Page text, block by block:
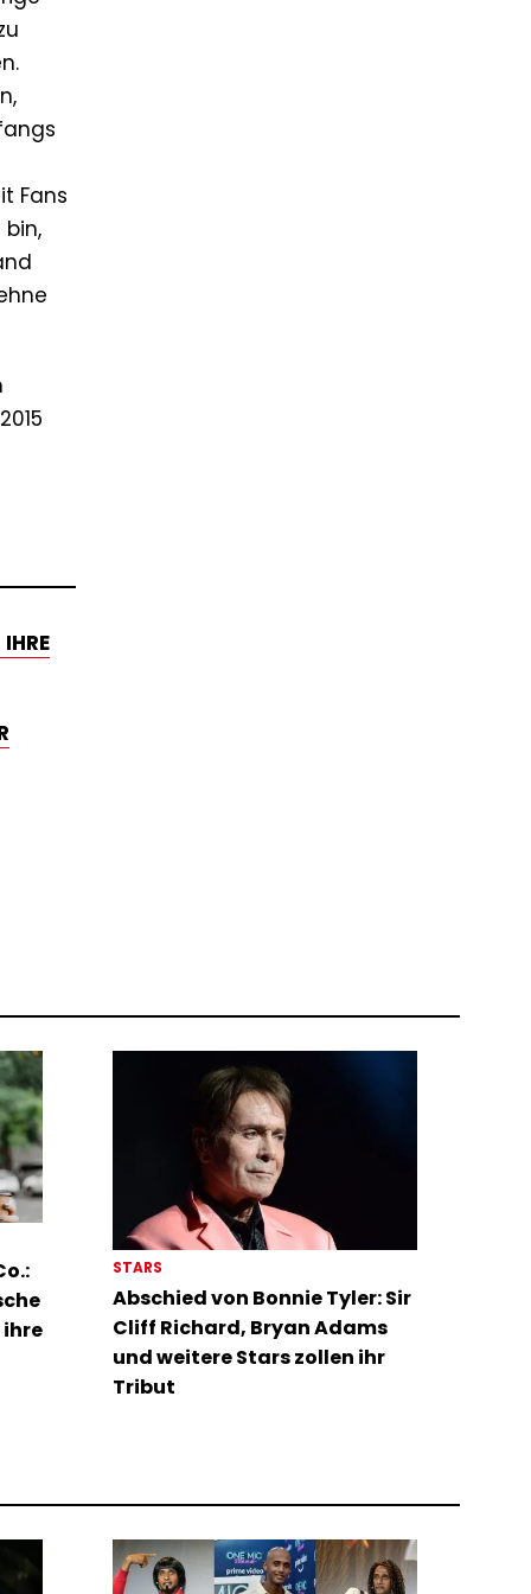
Fans
STARS
Abschied von Bonnie Tyler: Sir
Cliff Richard, Bryan Adams
und weitere Stars zollen ihr
Tribut